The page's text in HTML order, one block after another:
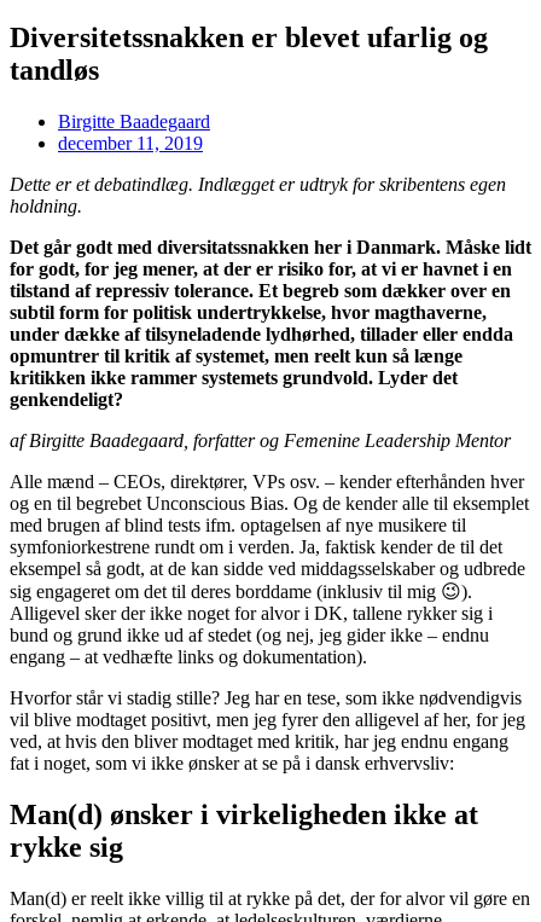
Diversitetssnakken er blevet ufarlig og
tandløs
Birgitte Baadegaard
december 11, 2019
Dette er et debatindlæg. Indlægget er udtryk for skribentens egen
holdning.
Det går godt med diversitatssnakken her i Danmark. Måske lidt
for godt, for jeg mener, at der er risiko for, at vi er havnet i en
tilstand af repressiv tolerance. Et begreb som dækker over en
subtil form for politisk undertrykkelse, hvor magthaverne,
under dække af tilsyneladende lydhørhed, tillader eller endda
opmuntrer til kritik af systemet, men reelt kun så længe
kritikken ikke rammer systemets grundvold. Lyder det
genkendeligt?
af Birgitte Baadegaard, forfatter og Femenine Leadership Mentor
Alle mænd – CEOs, direktører, VPs osv. – kender efterhånden hver
og en til begrebet Unconscious Bias. Og de kender alle til eksemplet
med brugen af blind tests ifm. optagelsen af nye musikere til
symfoniorkestrene rundt om i verden. Ja, faktisk kender de til det
eksempel så godt, at de kan sidde ved middagsselskaber og udbrede
sig engageret om det til deres borddame (inklusiv til mig 😉).
Alligevel sker der ikke noget for alvor i DK, tallene rykker sig i
bund og grund ikke ud af stedet (og nej, jeg gider ikke – endnu
engang – at vedhæfte links og dokumentation).
Hvorfor står vi stadig stille? Jeg har en tese, som ikke nødvendigvis
vil blive modtaget positivt, men jeg fyrer den alligevel af her, for jeg
ved, at hvis den bliver modtaget med kritik, har jeg endnu engang
fat i noget, som vi ikke ønsker at se på i dansk erhvervsliv:
Man(d) ønsker i virkeligheden ikke at
rykke sig
Man(d) er reelt ikke villig til at rykke på det, der for alvor vil gøre en